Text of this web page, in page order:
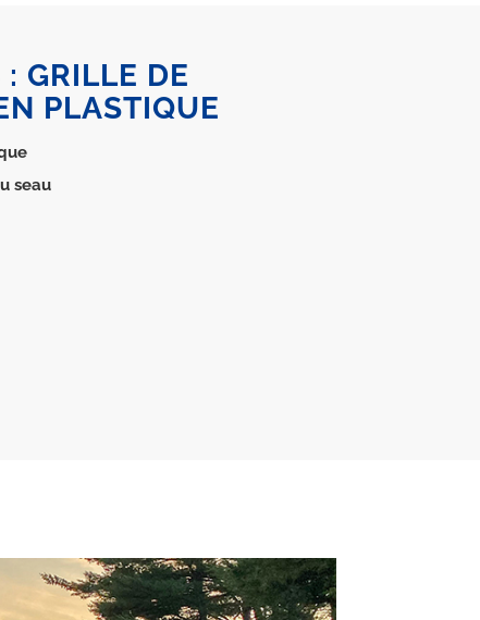
: GRILLE DE
PLASTIQUE
seau